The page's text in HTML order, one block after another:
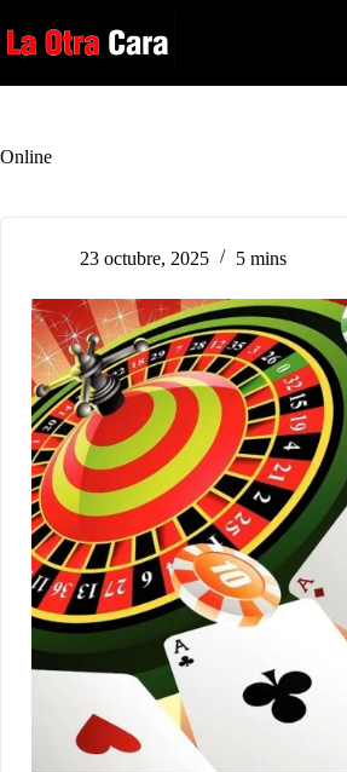
al
contenido
Online
23 octubre, 2025 5 mins